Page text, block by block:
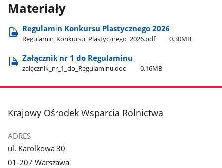
Materiały
Regulamin Konkursu Plastycznego 2026
Regulamin​_Konkursu​_Plastycznego​_2026.pdf 0.30MB
Załącznik nr 1 do Regulaminu
załącznik​_nr​_1​_do​_Regulaminu.doc 0.16MB
stopka
Krajowy Ośrodek Wsparcia Rolnictwa
ADRES
ul. Karolkowa 30
01-207 Warszawa